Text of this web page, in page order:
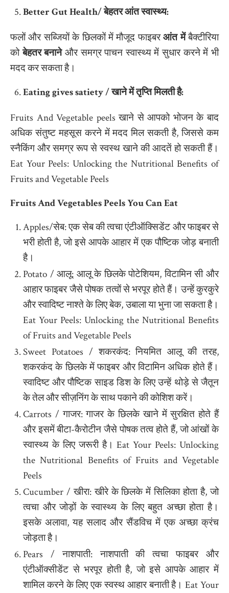
Better Gut Health/बेहतर आंत स्वास्थ्य:
फलों और सब्जियों के छिलकों में मौजूद फाइबरआंत मेंबैक्टीरिया
कोबेहतर बनानेऔर समग्र पाचन स्वास्थ्य में सुधार करने में भी
मदद कर सकता है।
Eating gives satiety /खाने में तृप्ति मिलती है:
Fruits And Vegetable peels खाने से आपको भोजन के बाद
अधिक संतुष्ट महसूस करने में मदद मिल सकती है, जिससे कम
स्नैकिंग और समग्र रूप से स्वस्थ खाने की आदतें हो सकती हैं।
Eat Your Peels: Unlocking the Nutritional Benefits of
Fruits and Vegetable Peels
Fruits And Vegetables Peels You Can Eat
Apples/सेब: एक सेब की त्वचा एंटीऑक्सिडेंट और फाइबर से
भरी होती है, जो इसे आपके आहार में एक पौष्टिक जोड़ बनाती
है।
Potato / आलू: आलू के छिलके पोटेशियम, विटामिन सी और
आहार फाइबर जैसे पोषक तत्वों से भरपूर होते हैं। उन्हें कुरकुरे
और स्वादिष्ट नाश्ते के लिए बेक, उबाला या भुना जा सकता है।
Eat Your Peels: Unlocking the Nutritional Benefits
of Fruits and Vegetable Peels
Sweet Potatoes / शकरकंद: नियमित आलू की तरह,
शकरकंद के छिलके में फाइबर और विटामिन अधिक होते हैं।
स्वादिष्ट और पौष्टिक साइड डिश के लिए उन्हें थोड़े से जैतून
के तेल और सीज़निंग के साथ पकाने की कोशिश करें।
Carrots / गाजर: गाजर के छिलके खाने में सुरक्षित होते हैं
और इसमें बीटा-कैरोटीन जैसे पोषक तत्व होते हैं, जो आंखों के
स्वास्थ्य के लिए जरूरी है। Eat Your Peels: Unlocking
the Nutritional Benefits of Fruits and Vegetable
Peels
Cucumber / खीरा: खीरे के छिलके में सिलिका होता है, जो
त्वचा और जोड़ों के स्वास्थ्य के लिए बहुत अच्छा होता है।
इसके अलावा, यह सलाद और सैंडविच में एक अच्छा क्रंच
जोड़ता है।
Pears / नाशपाती: नाशपाती की त्वचा फाइबर और
एंटीऑक्सीडेंट से भरपूर होती है, जो इसे आपके आहार में
शामिल करने के लिए एक स्वस्थ आहार बनाती है। Eat Your